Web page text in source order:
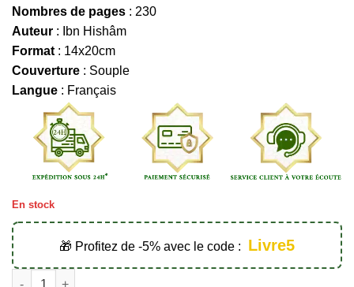
Nombres de pages : 230
Auteur : Ibn Hishâm
Format : 14x20cm
Couverture : Souple
Langue : Français
En stock
🎁 Profitez de -5% avec le code : Livre5